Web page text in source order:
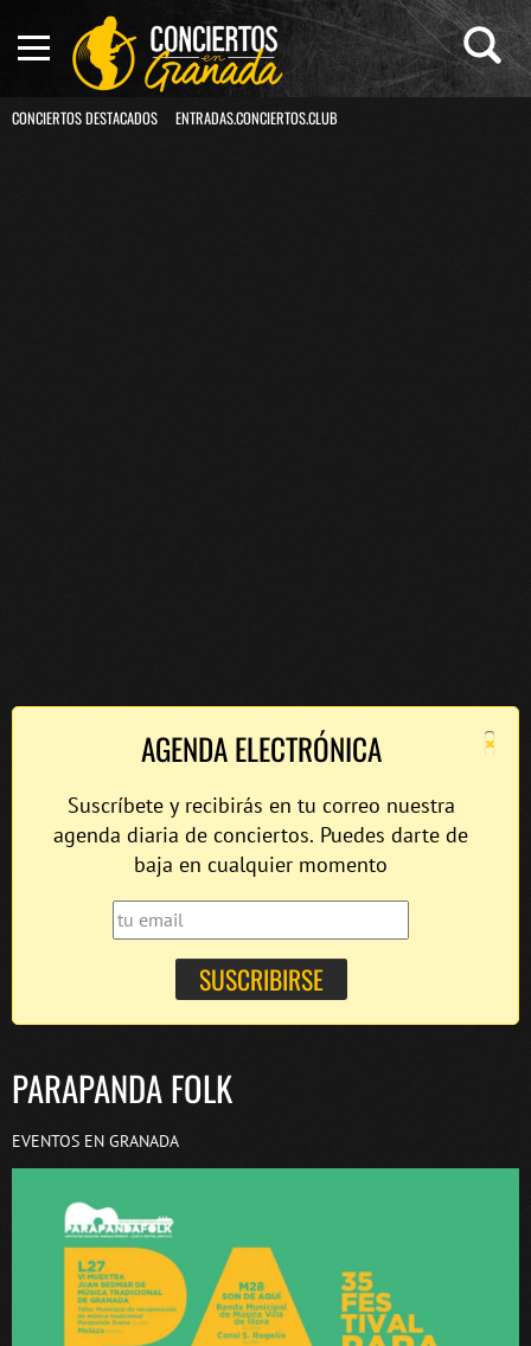
CONCIERTOS DESTACADOS ENTRADAS.CONCIERTOS.CLUB
×
AGENDA ELECTRÓNICA
Suscríbete y recibirás en tu correo nuestra
agenda diaria de conciertos. Puedes darte de
baja en cualquier momento
PARAPANDA FOLK
EVENTOS EN GRANADA